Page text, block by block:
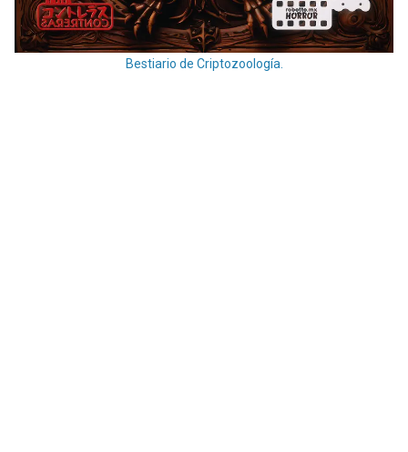
Bestiario de Criptozoología.